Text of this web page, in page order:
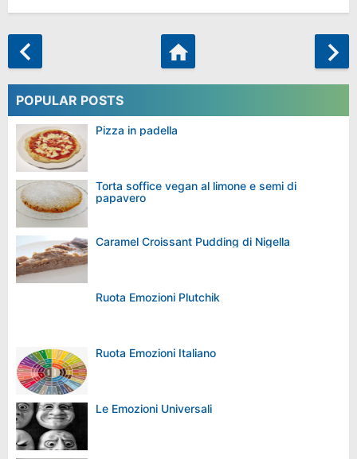
POPULAR POSTS
Pizza in padella
Torta soffice vegan al limone e semi di
papavero
Caramel Croissant Pudding di Nigella
Ruota Emozioni Plutchik
Ruota Emozioni Italiano
Le Emozioni Universali